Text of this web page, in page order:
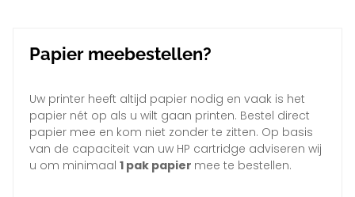
Papier meebestellen?
Uw printer heeft altijd papier nodig en vaak is het
papier nét op als u wilt gaan printen. Bestel direct
papier mee en kom niet zonder te zitten. Op basis
van de capaciteit van uw HP cartridge adviseren wij
u om minimaal 1 pak papier mee te bestellen.